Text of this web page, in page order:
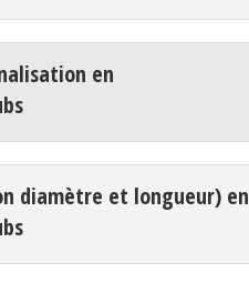
en
diamètre et longueur) en